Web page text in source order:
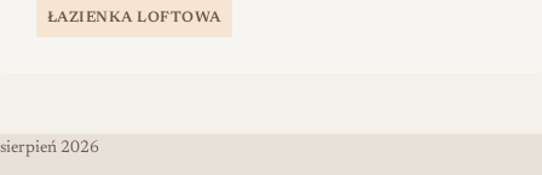
ŁAZIENKA LOFTOWA
sierpień 2026